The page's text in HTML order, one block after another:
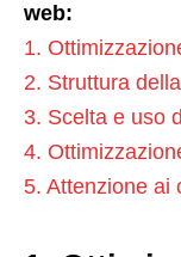
web:
1.
2. Struttura
3. Scelta e uso
4.
5. Attenzione ai